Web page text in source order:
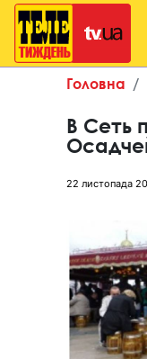
Головна
В Сеть
22 листопада